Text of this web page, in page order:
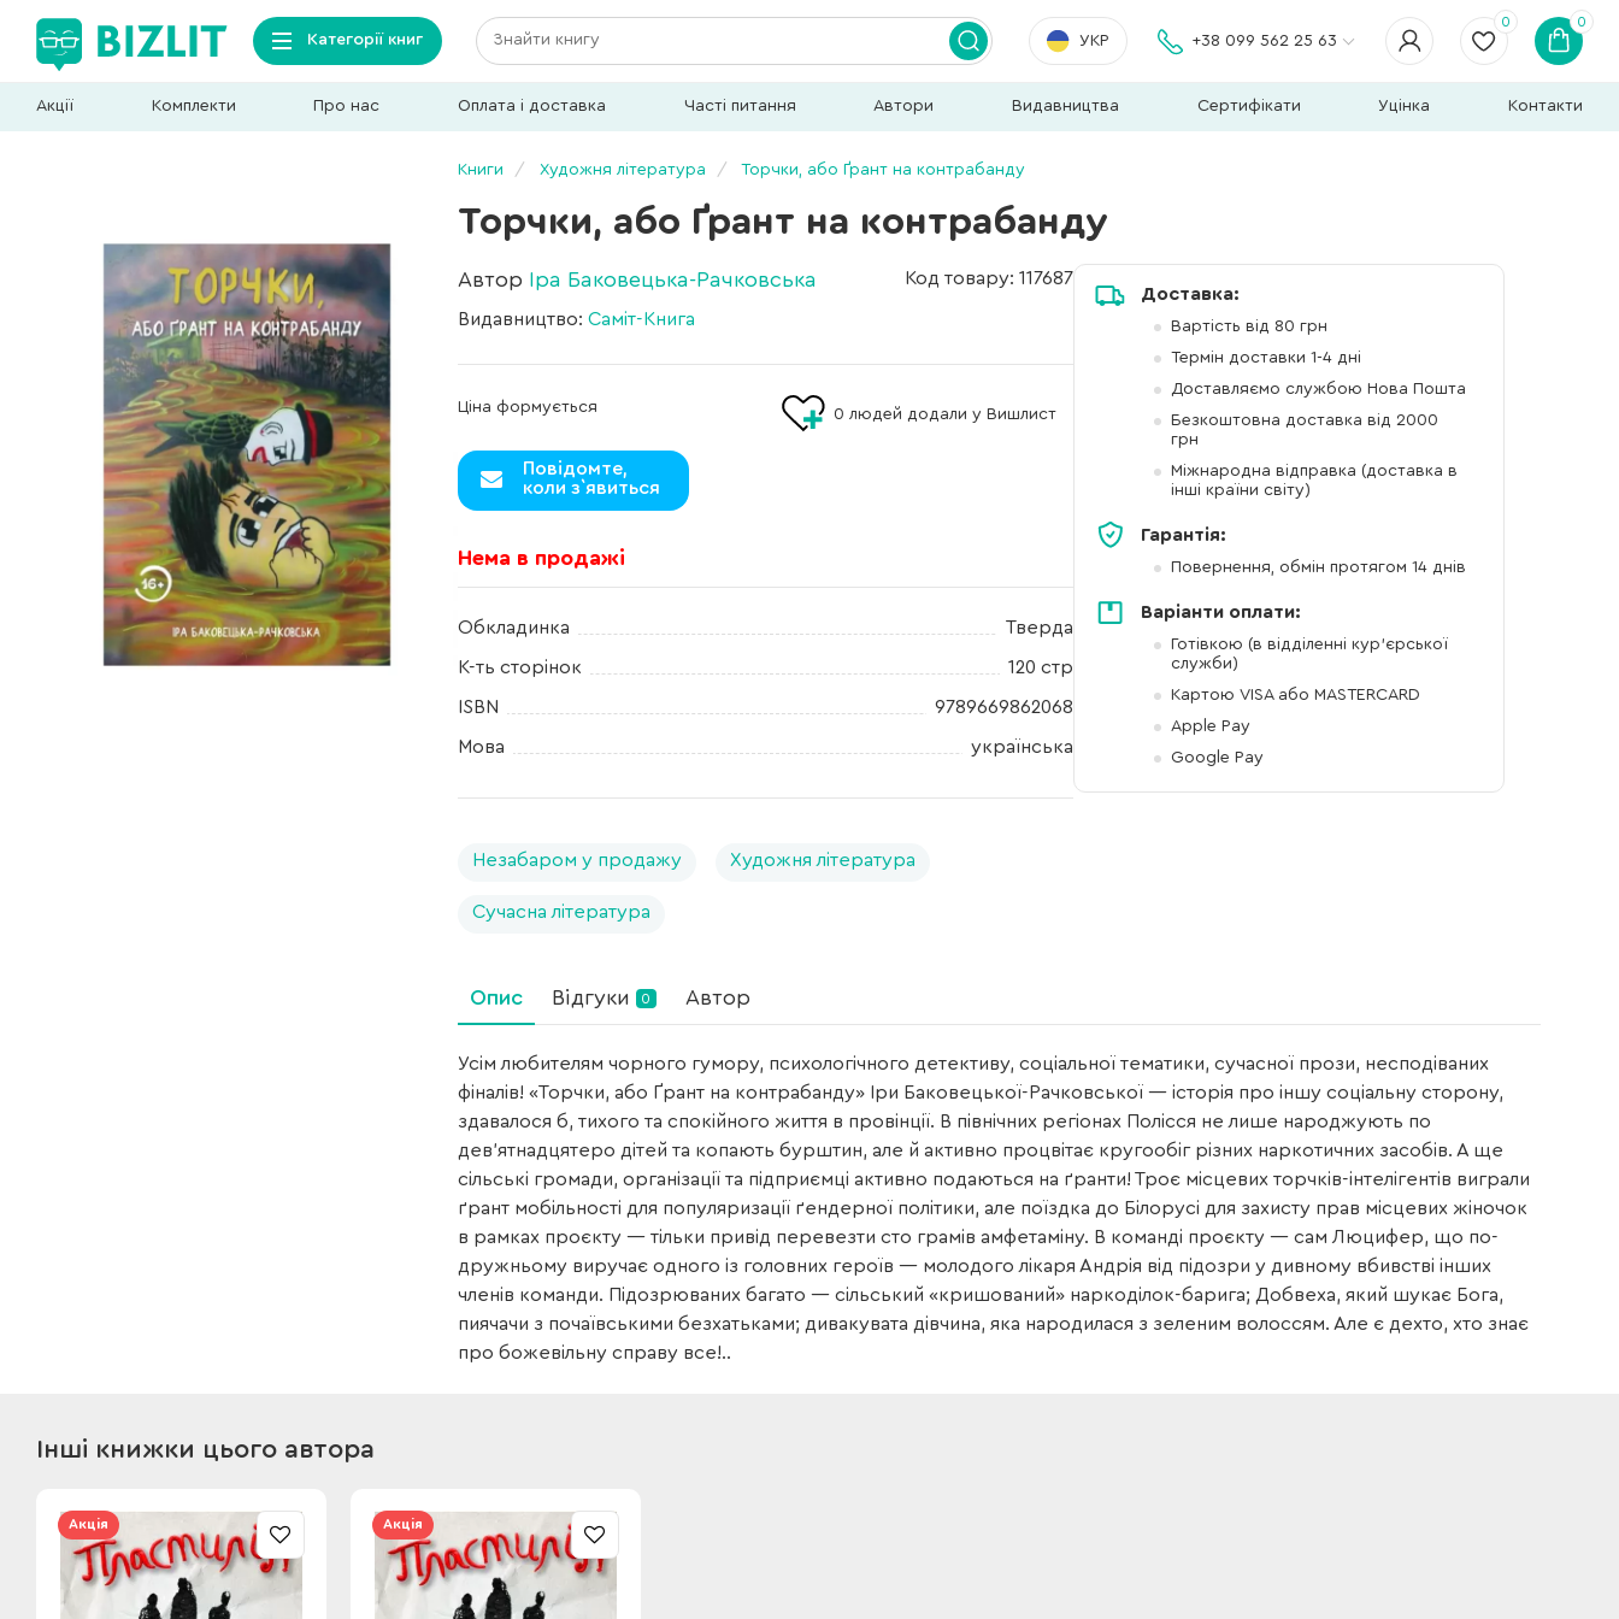
Категорії книг УКР +38 099 562 25 63
0 0
Акції Комплекти Про нас Оплата і доставка Часті питання Автори Видавництва Сертифікати Уцінка Контакти
Книги Художня література Торчки, або Ґрант на контрабанду
Торчки, або Ґрант на контрабанду
Автор Іра Баковецька-Рачковська
Видавництво: Саміт-Книга
Код товару: 117687
Ціна формується
Повідомте,
коли з`явиться
0 людей додали у Вишлист
Нема в продажі
Обкладинка Тверда
К-ть сторінок 120 стр
ISBN 9789669862068
Мова українська
Незабаром у продажу Художня література
Сучасна література
Доставка:
Вартість від 80 грн
Термін доставки 1-4 дні
Доставляємо службою Нова Пошта
Безкоштовна доставка від 2000
грн
Міжнародна відправка (доставка в
інші країни світу)
Гарантія:
Повернення, обмін протягом 14 днів
Варіанти оплати:
Готівкою (в відділенні кур'єрської
служби)
Картою VISA або MASTERCARD
Apple Pay
Google Pay
Опис Відгуки 0 Автор
Усім любителям чорного гумору, психологічного детективу, соціальної тематики, сучасної прози, несподіваних
фіналів! «Торчки, або Ґрант на контрабанду» Іри Баковецької-Рачковської — історія про іншу соціальну сторону,
здавалося б, тихого та спокійного життя в провінції. В північних регіонах Полісся не лише народжують по
дев’ятнадцятеро дітей та копають бурштин, але й активно процвітає кругообіг різних наркотичних засобів. А ще
сільські громади, організації та підприємці активно подаються на ґранти! Троє місцевих торчків-інтелігентів виграли
ґрант мобільності для популяризації ґендерної політики, але поїздка до Білорусі для захисту прав місцевих жіночок
в рамках проєкту — тільки привід перевезти сто грамів амфетаміну. В команді проєкту — сам Люцифер, що по-
дружньому виручає одного із головних героїв — молодого лікаря Андрія від підозри у дивному вбивстві інших
членів команди. Підозрюваних багато — сільський «кришований» наркоділок-барига; Добвеха, який шукає Бога,
пиячачи з почаївськими безхатьками; дивакувата дівчина, яка народилася з зеленим волоссям. Але є дехто, хто знає
про божевільну справу все!..
Інші книжки цього автора
Акція Акція